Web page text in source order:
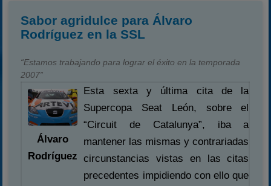
Sabor agridulce para Álvaro
Rodríguez en la SSL
“Estamos trabajando para lograr el éxito en la temporada
2007”
Álvaro
Rodríguez
Esta sexta y última cita de la
Supercopa Seat León, sobre el
“Circuit de Catalunya”, iba a
mantener las mismas y contrariadas
circunstancias vistas en las citas
precedentes impidiendo con ello que